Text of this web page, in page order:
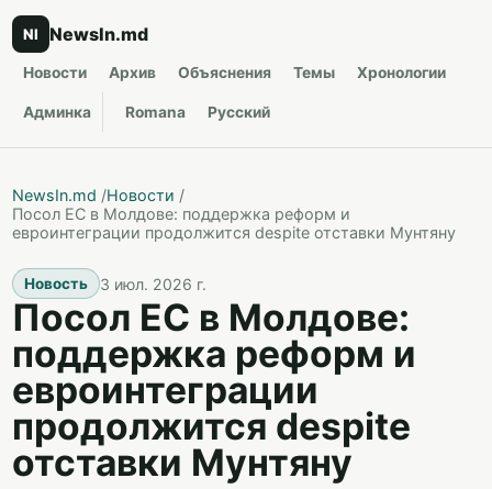
NI NewsIn.md
Новости Архив Объяснения Темы Хронологии
Админка Romana Русский
NewsIn.md /Новости /
Посол ЕС в Молдове: поддержка реформ и
евроинтеграции продолжится despite отставки Мунтяну
Новость 3 июл. 2026 г.
Посол ЕС в Молдове:
поддержка реформ и
евроинтеграции
продолжится despite
отставки Мунтяну